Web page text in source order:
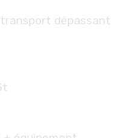
dépassant